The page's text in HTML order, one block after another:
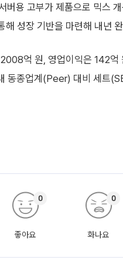
버용 고부가 제품으로 믹스
해 성장 기반을 마련해 내년
억 원, 영업이익은 142
동종업계(Peer) 대비 세트
좋아요
0
화나요
0